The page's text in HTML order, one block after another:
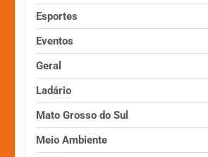
Esportes
Eventos
Geral
Ladário
Mato Grosso do Sul
Meio Ambiente